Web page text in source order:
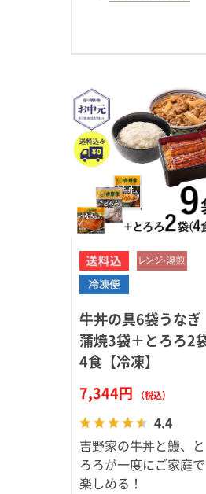
牛丼の具6袋うなぎ
蒲焼3袋＋とろろ2
4食【冷凍】
7,344円
（税込）
4.4
吉野家の牛丼と鰻、と
ろろが一度にご家庭で
楽しめる！